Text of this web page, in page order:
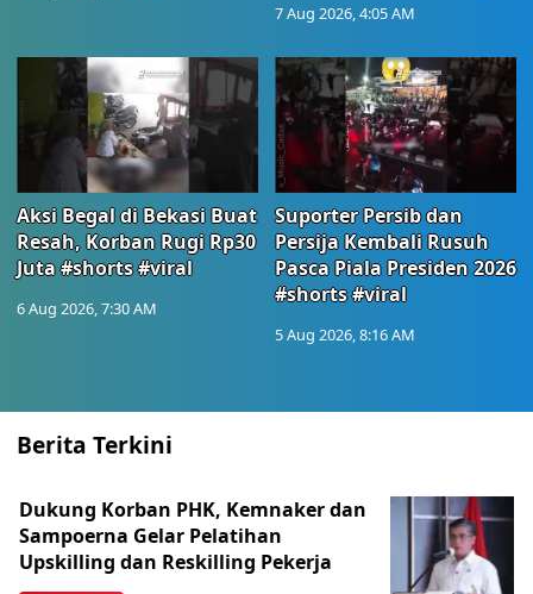
7 Aug 2026, 4:05 AM
Aksi Begal di Bekasi Buat
Resah, Korban Rugi Rp30
Juta #shorts #viral
6 Aug 2026, 7:30 AM
Suporter Persib dan
Persija Kembali Rusuh
Pasca Piala Presiden 2026
#shorts #viral
5 Aug 2026, 8:16 AM
Berita Terkini
Dukung Korban PHK, Kemnaker dan
Sampoerna Gelar Pelatihan
Upskilling dan Reskilling Pekerja